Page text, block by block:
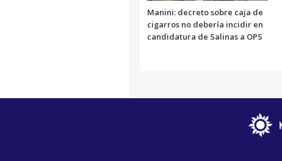
Manini: decreto sobre caja de
cigarros no debería incidir en
candidatura de Salinas a OPS